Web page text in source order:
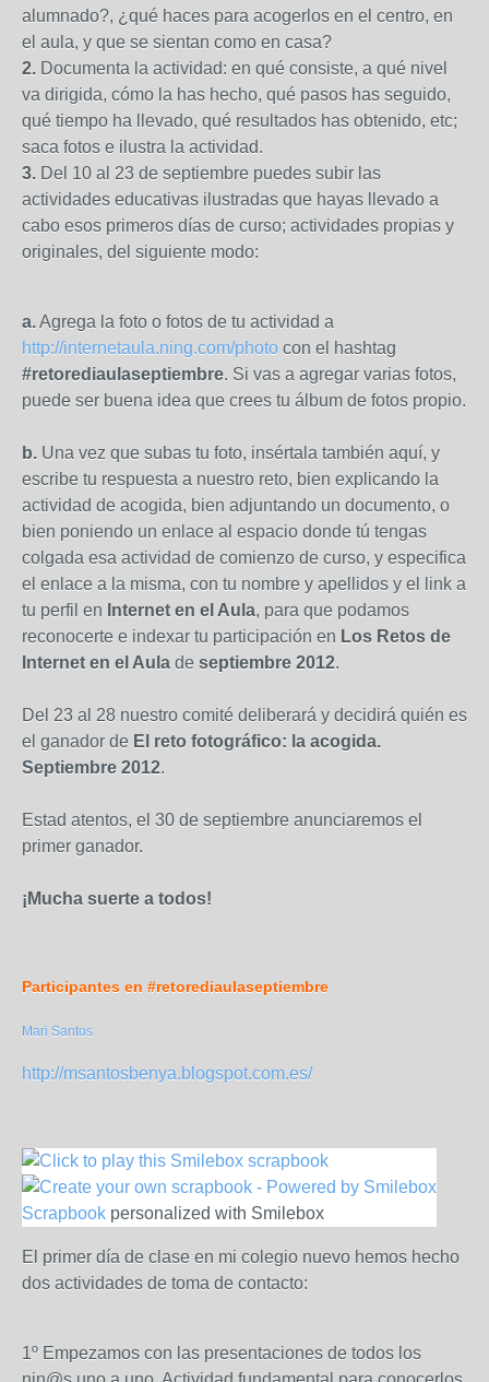
alumnado?, ¿qué haces para acogerlos en el centro, en
el aula, y que se sientan como en casa?
2. Documenta la actividad: en qué consiste, a qué nivel
va dirigida, cómo la has hecho, qué pasos has seguido,
qué tiempo ha llevado, qué resultados has obtenido, etc;
saca fotos e ilustra la actividad.
3. Del 10 al 23 de septiembre puedes subir las
actividades educativas ilustradas que hayas llevado a
cabo esos primeros días de curso; actividades propias y
originales, del siguiente modo:
a.Agrega la foto o fotos de tu actividad a
http://internetaula.ning.com/photo con el hashtag
#retorediaulaseptiembre. Si vas a agregar varias fotos,
puede ser buena idea que crees tu álbum de fotos propio.
b. Una vez que subas tu foto, insértala también aquí, y
escribe tu respuesta a nuestro reto, bien explicando la
actividad de acogida, bien adjuntando un documento, o
bien poniendo un enlace al espacio donde tú tengas
colgada esa actividad de comienzo de curso, y especifica
el enlace a la misma, con tu nombre y apellidos y el link a
tu perfil en Internet en el Aula, para que podamos
reconocerte e indexar tu participación en Los Retos de
Internet en el Aula de septiembre 2012.
Del 23 al 28 nuestro comité deliberará y decidirá quién es
el ganador de El reto fotográfico: la acogida.
Septiembre 2012.
Estad atentos, el 30 de septiembre anunciaremos el
primer ganador.
¡Mucha suerte a todos!
Participantes en #retorediaulaseptiembre
Mari Santos
http://msantosbenya.blogspot.com.es/
Scrapbook personalized with Smilebox
El primer día de clase en mi colegio nuevo hemos hecho
dos actividades de toma de contacto:
1º Empezamos con las presentaciones de todos los